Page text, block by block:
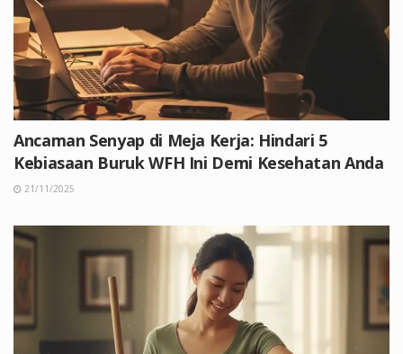
Ancaman Senyap di Meja Kerja: Hindari 5
Kebiasaan Buruk WFH Ini Demi Kesehatan Anda
21/11/2025